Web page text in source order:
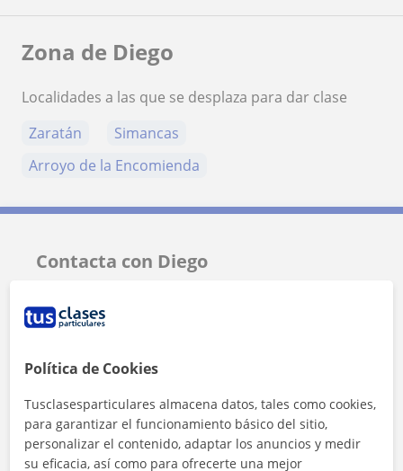
Zona de Diego
Localidades a las que se desplaza para dar clase
Zaratán
Simancas
Arroyo de la Encomienda
Contacta con Diego
Tarifa
Política de Cookies
Tusclasesparticulares almacena datos, tales como cookies,
para garantizar el funcionamiento básico del sitio,
personalizar el contenido, adaptar los anuncios y medir
su eficacia, así como para ofrecerte una mejor